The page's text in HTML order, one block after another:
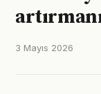
3 Mayıs 2026